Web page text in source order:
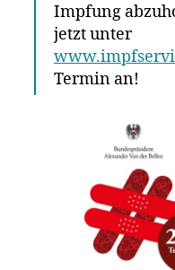
Impfung
jetzt unter
Termin an!